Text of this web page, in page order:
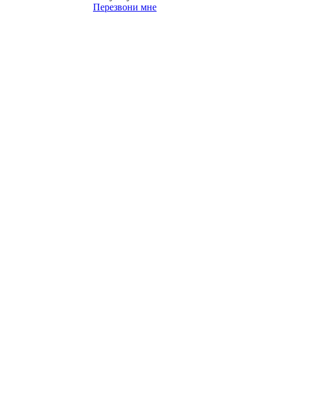
Перезвони мне